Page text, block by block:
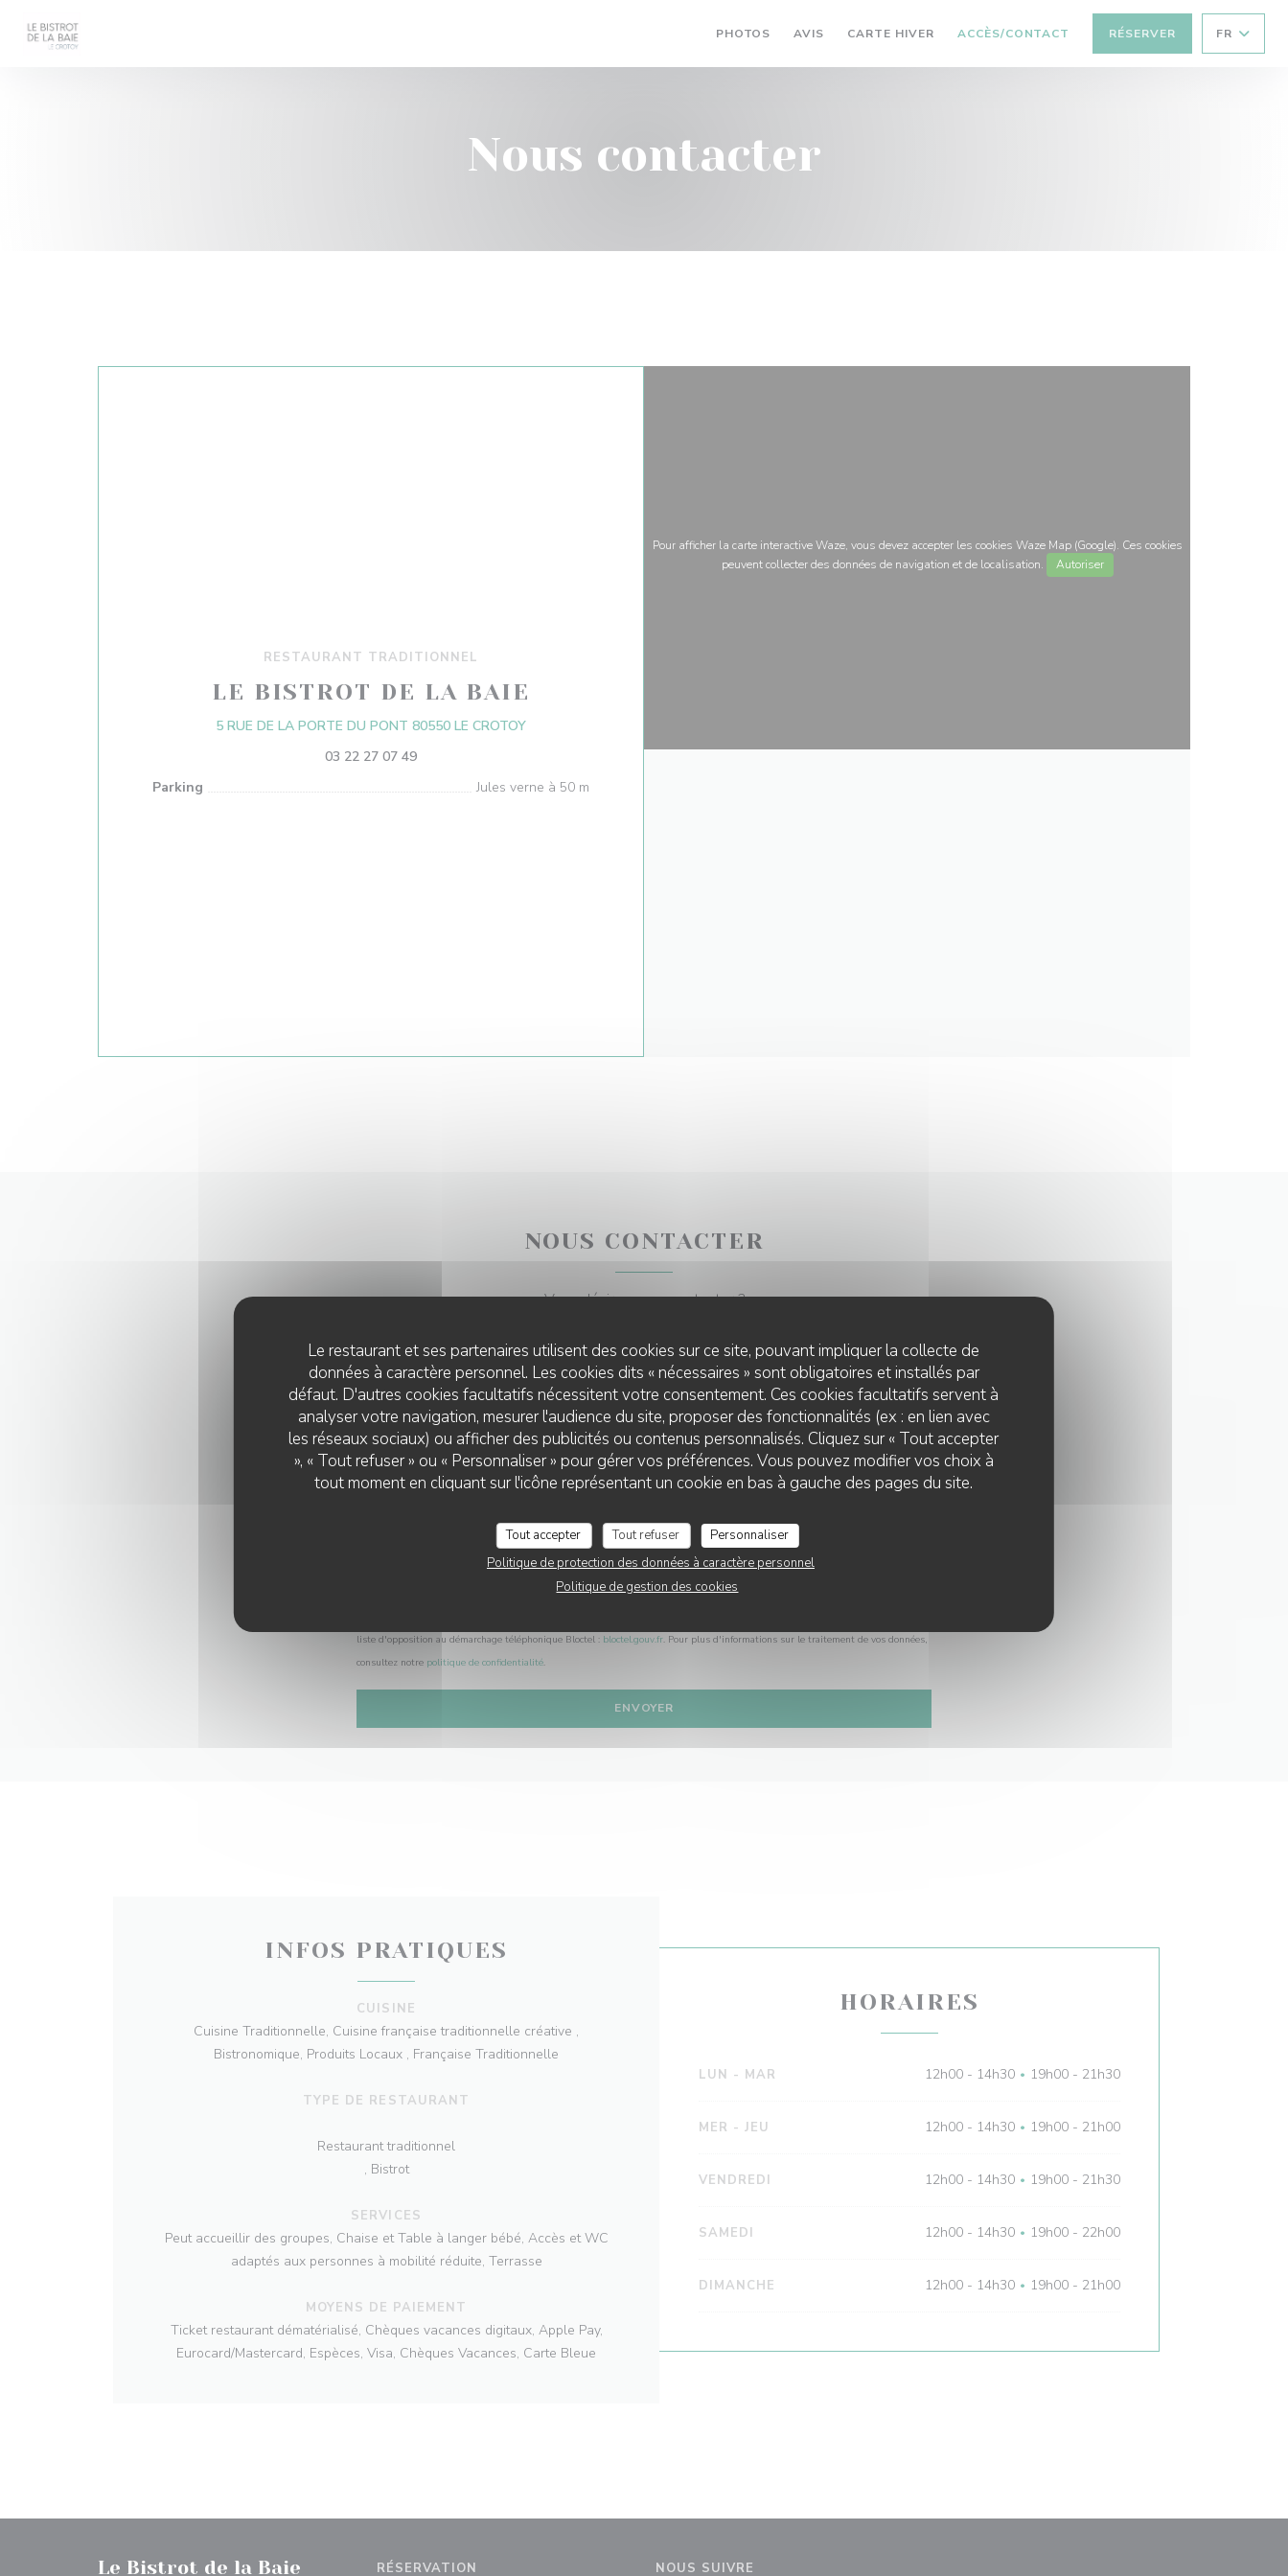
Le restaurant et ses partenaires utilisent des cookies sur ce site, pouvant impliquer la collecte de
données à caractère personnel. Les cookies dits « nécessaires » sont obligatoires et installés par
défaut. D'autres cookies facultatifs nécessitent votre consentement. Ces cookies facultatifs servent à
analyser votre navigation, mesurer l'audience du site, proposer des fonctionnalités (ex : en lien avec
les réseaux sociaux) ou afficher des publicités ou contenus personnalisés. Cliquez sur « Tout accepter
», « Tout refuser » ou « Personnaliser » pour gérer vos préférences. Vous pouvez modifier vos choix à
tout moment en cliquant sur l'icône représentant un cookie en bas à gauche des pages du site.
Tout accepter Tout refuser
Personnaliser
Politique de protection des données à caractère personnel
Politique de gestion des cookies
PHOTOS AVIS CARTE HIVER((OUVRE UNE NOUVELLE FENÊTRE))
ACCÈS/CONTACT RÉSERVER FR
Nous contacter
RESTAURANT TRADITIONNEL
LE BISTROT DE LA BAIE
5 RUE DE LA PORTE DU PONT 80550 LE CROTOY((ouvre une nouvelle fenêtre))
03 22 27 07 49
Parking
Jules verne à 50 m
Pour afficher la carte interactive Waze, vous devez accepter les cookies Waze Map (Google). Ces cookies
peuvent collecter des données de navigation et de localisation.
Autoriser
NOUS CONTACTER
Vous désirez nous contacter ?
liste d'opposition au démarchage téléphonique Bloctel : bloctel.gouv.fr. Pour plus d'informations sur le traitement de vos données,
consultez notre politique de confidentialité.
INFOS PRATIQUES
CUISINE
Cuisine Traditionnelle, Cuisine française traditionnelle créative ,
Bistronomique, Produits Locaux , Française Traditionnelle
TYPE DE RESTAURANT
Restaurant traditionnel
, Bistrot
SERVICES
Peut accueillir des groupes, Chaise et Table à langer bébé, Accès et WC
adaptés aux personnes à mobilité réduite, Terrasse
MOYENS DE PAIEMENT
Ticket restaurant dématérialisé, Chèques vacances digitaux, Apple Pay,
Eurocard/Mastercard, Espèces, Visa, Chèques Vacances, Carte Bleue
HORAIRES
LUN - MAR 12h00 - 14h30 • 19h00 - 21h30
MER -JEU 12h00 - 14h30 • 19h00 - 21h00
VENDREDI 12h00 - 14h30 • 19h00 - 21h30
SAMEDI 12h00 - 14h30 • 19h00 - 22h00
DIMANCHE 12h00 - 14h30 • 19h00 - 21h00
Le Bistrot de la Baie RÉSERVATION NOUS SUIVRE